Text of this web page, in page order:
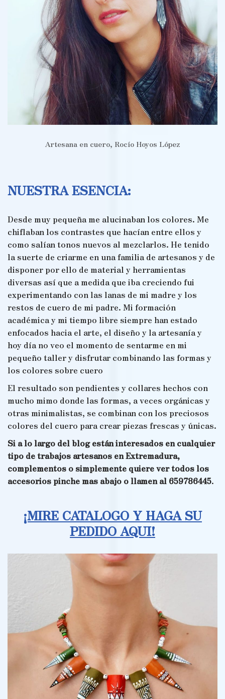
Artesana en cuero, Rocío Hoyos López
NUESTRA ESENCIA:
Desde muy pequeña me alucinaban los colores. Me
chiflaban los contrastes que hacían entre ellos y
como salían tonos nuevos al mezclarlos. He tenido
la suerte de criarme en una familia de artesanos y de
disponer por ello de material y herramientas
diversas así que a medida que iba creciendo fui
experimentando con las lanas de mi madre y los
restos de cuero de mi padre. Mi formación
académica y mi tiempo libre siempre han estado
enfocados hacia el arte, el diseño y la artesanía y
hoy día no veo el momento de sentarme en mi
pequeño taller y disfrutar combinando las formas y
los colores sobre cuero
El resultado son pendientes y collares hechos con
mucho mimo donde las formas, a veces orgánicas y
otras minimalistas, se combinan con los preciosos
colores del cuero para crear piezas frescas y únicas.
Si a lo largo del blog están interesados en cualquier
tipo de trabajos artesanos en Extremadura,
complementos o simplemente quiere ver todos los
accesorios pinche mas abajo o llamen al 659786445.
¡MIRE CATALOGO Y HAGA SU
PEDIDO AQUI!